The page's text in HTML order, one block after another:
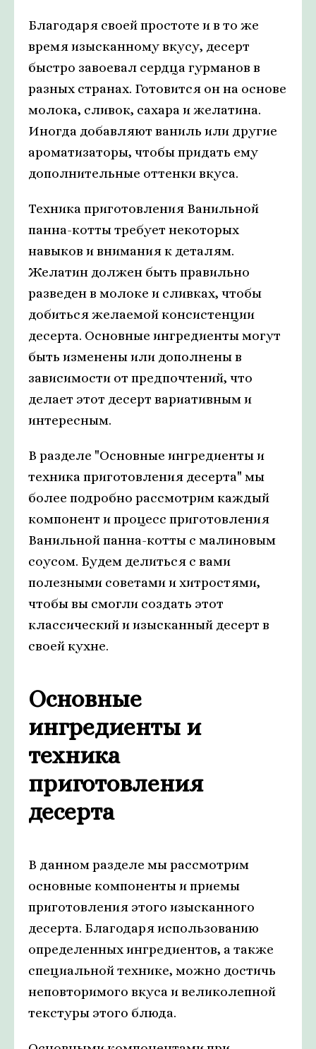
Благодаря своей простоте и в то же
время изысканному вкусу, десерт
быстро завоевал сердца гурманов в
разных странах. Готовится он на основе
молока, сливок, сахара и желатина.
Иногда добавляют ваниль или другие
ароматизаторы, чтобы придать ему
дополнительные оттенки вкуса.
Техника приготовления Ванильной
панна-котты требует некоторых
навыков и внимания к деталям.
Желатин должен быть правильно
разведен в молоке и сливках, чтобы
добиться желаемой консистенции
десерта. Основные ингредиенты могут
быть изменены или дополнены в
зависимости от предпочтений, что
делает этот десерт вариативным и
интересным.
В разделе "Основные ингредиенты и
техника приготовления десерта" мы
более подробно рассмотрим каждый
компонент и процесс приготовления
Ванильной панна-котты с малиновым
соусом. Будем делиться с вами
полезными советами и хитростями,
чтобы вы смогли создать этот
классический и изысканный десерт в
своей кухне.
Основные
ингредиенты и
техника
приготовления
десерта
В данном разделе мы рассмотрим
основные компоненты и приемы
приготовления этого изысканного
десерта. Благодаря использованию
определенных ингредиентов, а также
специальной технике, можно достичь
неповторимого вкуса и великолепной
текстуры этого блюда.